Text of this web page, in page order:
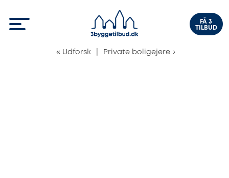
FÅ 3
TILBUD
« Udforsk Private boligejere ›